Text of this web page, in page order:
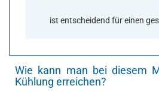
ist entscheidend für einen
Wie kann man bei diesem
Kühlung erreichen?